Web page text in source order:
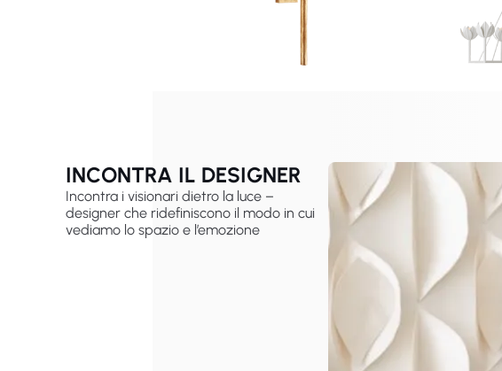
INCONTRA IL DESIGNER
Incontra i visionari dietro la luce –
designer che ridefiniscono il modo in cui
vediamo lo spazio e l’emozione